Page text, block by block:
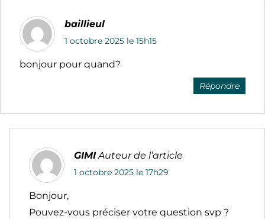
baillieul
1 octobre 2025 le 15h15
bonjour pour quand?
Répondre
GIMI Auteur de l’article
1 octobre 2025 le 17h29
Bonjour,
Pouvez-vous préciser votre question svp ?